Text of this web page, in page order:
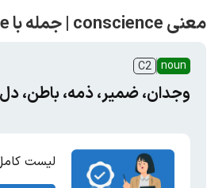
معنی conscience | جمله با conscience
noun
C2
وجدان، ضمیر، ذمه، باطن، دل
لیست